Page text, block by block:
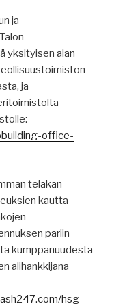
ja
yksityisen alan
ja
office-
telakan
kautta
pariin
kumppanuudesta
alihankkijana
hsg-